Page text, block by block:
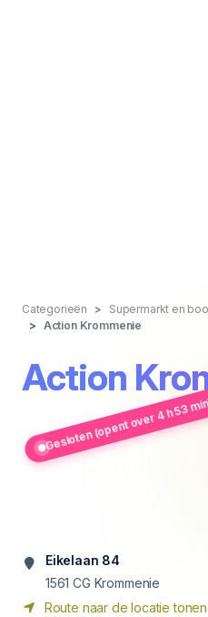
Categorieën Supermarkt en
Action Krommenie
Action
Gesloten (opent over 4 h 53
Eikelaan 84
1561 CG Krommenie
Route naar de locatie tonen